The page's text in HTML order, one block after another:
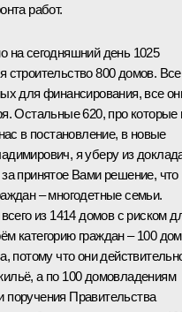
работ.
на сегодняшний день 1025
строительство 800 домов.
для финансирования, все
Остальные 620, про
в постановление, в новые
я уберу из
принятое Вами решение, что
– многодетные семьи.
из 1414 домов с риском
категорию граждан – 100
потому что они
а по 100 домовладениям
Правительства